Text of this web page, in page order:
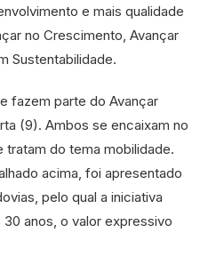
e mais qualidade
no Crescimento, Avançar
Sustentabilidade.
fazem parte do Avançar
(9). Ambos se encaixam no
tratam do tema mobilidade.
acima, foi apresentado
pelo qual a iniciativa
anos, o valor expressivo